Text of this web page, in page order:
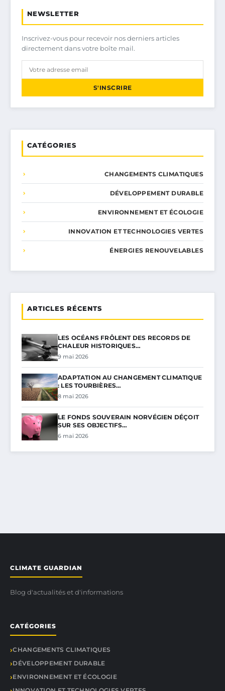
NEWSLETTER
Inscrivez-vous pour recevoir nos derniers articles
directement dans votre boîte mail.
S'INSCRIRE
CATÉGORIES
CHANGEMENTS CLIMATIQUES
DÉVELOPPEMENT DURABLE
ENVIRONNEMENT ET ÉCOLOGIE
INNOVATION ET TECHNOLOGIES VERTES
ÉNERGIES RENOUVELABLES
ARTICLES RÉCENTS
LES OCÉANS FRÔLENT DES RECORDS DE
CHALEUR HISTORIQUES…
9 mai 2026
ADAPTATION AU CHANGEMENT CLIMATIQUE
: LES TOURBIÈRES…
8 mai 2026
LE FONDS SOUVERAIN NORVÉGIEN DÉÇOIT
SUR SES OBJECTIFS…
6 mai 2026
CLIMATE GUARDIAN
Blog d'actualités et d'informations
CATÉGORIES
CHANGEMENTS CLIMATIQUES
DÉVELOPPEMENT DURABLE
ENVIRONNEMENT ET ÉCOLOGIE